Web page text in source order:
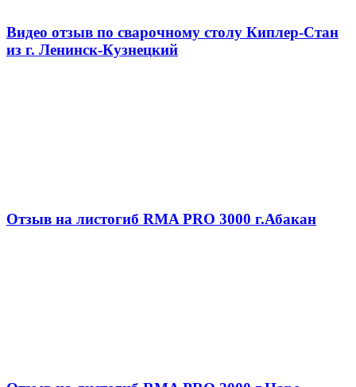
Видео отзыв по сварочному столу Киплер-Стан
из г. Ленинск-Кузнецкий
Отзыв на листогиб RMA PRO 3000 г.Абакан